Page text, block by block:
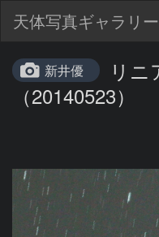
天体写真ギャラリー
新井優
リニ
（20140523）